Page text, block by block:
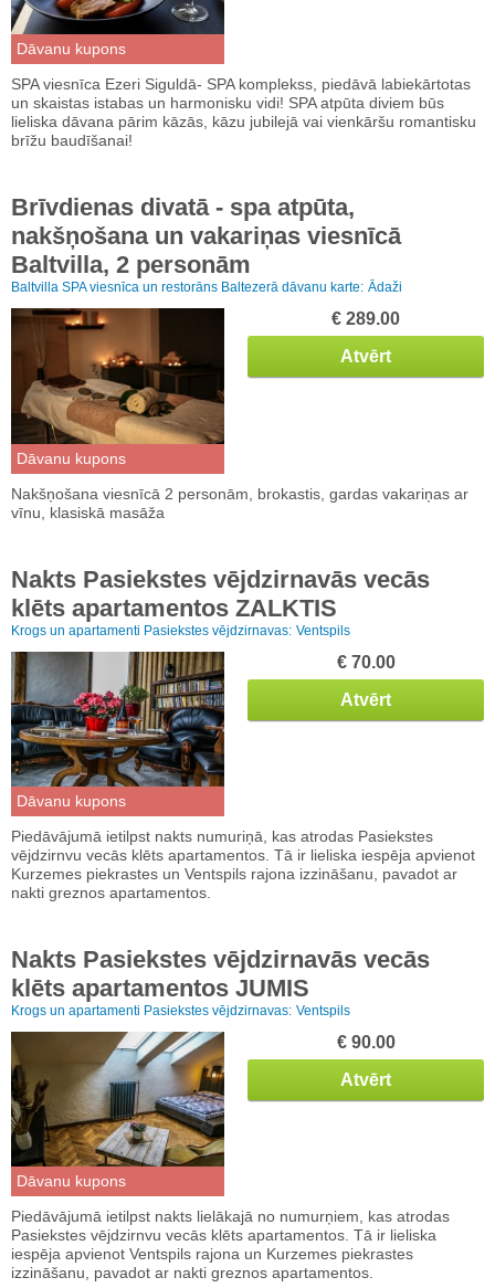
Dāvanu kupons
SPA viesnīca Ezeri Siguldā- SPA komplekss, piedāvā labiekārtotas
un skaistas istabas un harmonisku vidi! SPA atpūta diviem būs
lieliska dāvana pārim kāzās, kāzu jubilejā vai vienkāršu romantisku
brīžu baudīšanai!
Brīvdienas divatā - spa atpūta,
nakšņošana un vakariņas viesnīcā
Baltvilla, 2 personām
Baltvilla SPA viesnīca un restorāns Baltezerā dāvanu karte: Ādaži
Dāvanu kupons
€ 289.00
Atvērt
Nakšņošana viesnīcā 2 personām, brokastis, gardas vakariņas ar
vīnu, klasiskā masāža
Nakts Pasiekstes vējdzirnavās vecās
klēts apartamentos ZALKTIS
Krogs un apartamenti Pasiekstes vējdzirnavas: Ventspils
Dāvanu kupons
€ 70.00
Atvērt
Piedāvājumā ietilpst nakts numuriņā, kas atrodas Pasiekstes
vējdzirnvu vecās klēts apartamentos. Tā ir lieliska iespēja apvienot
Kurzemes piekrastes un Ventspils rajona izzināšanu, pavadot ar
nakti greznos apartamentos.
Nakts Pasiekstes vējdzirnavās vecās
klēts apartamentos JUMIS
Krogs un apartamenti Pasiekstes vējdzirnavas: Ventspils
Dāvanu kupons
€ 90.00
Atvērt
Piedāvājumā ietilpst nakts lielākajā no numurņiem, kas atrodas
Pasiekstes vējdzirnvu vecās klēts apartamentos. Tā ir lieliska
iespēja apvienot Ventspils rajona un Kurzemes piekrastes
izzināšanu, pavadot ar nakti greznos apartamentos.